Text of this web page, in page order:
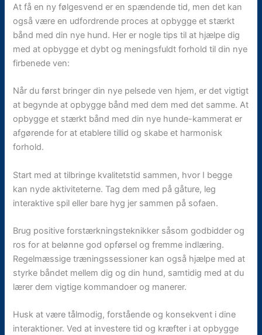
At få en ny følgesvend er en spændende tid, men det kan
også være en udfordrende proces at opbygge et stærkt
bånd med din nye hund. Her er nogle tips til at hjælpe dig
med at opbygge et dybt og meningsfuldt forhold til din nye
firbenede ven:
Når du først bringer din nye pelsede ven hjem, er det vigtigt
at begynde at opbygge bånd med dem med det samme. At
opbygge et stærkt bånd med din nye hunde-kammerat er
afgørende for at etablere tillid og skabe et harmonisk
forhold.
Start med at tilbringe kvalitetstid sammen, hvor I begge
kan nyde aktiviteterne. Tag dem med på gåture, leg
interaktive spil eller bare hyg jer sammen på sofaen.
Brug positive forstærkningsteknikker såsom godbidder og
ros for at belønne god opførsel og fremme indlæring.
Regelmæssige træningssessioner kan også hjælpe med at
styrke båndet mellem dig og din hund, samtidig med at du
lærer dem vigtige kommandoer og manerer.
Husk at være tålmodig, forstående og konsekvent i dine
interaktioner. Ved at investere tid og kræfter i at opbygge